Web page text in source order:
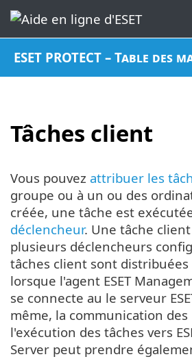
ESET PROTECT – Table des
Tâches client
Vous pouvez attribuer les
groupe ou à un ou des
créée, une tâche est
déclencheur. Une tâche
plusieurs déclencheurs
tâches client sont distribuées
lorsque l'agent ESET
se connecte au le serveur
même, la communication
l'exécution des tâches vers
Server peut prendre